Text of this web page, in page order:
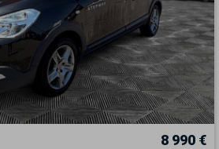
8 990 €